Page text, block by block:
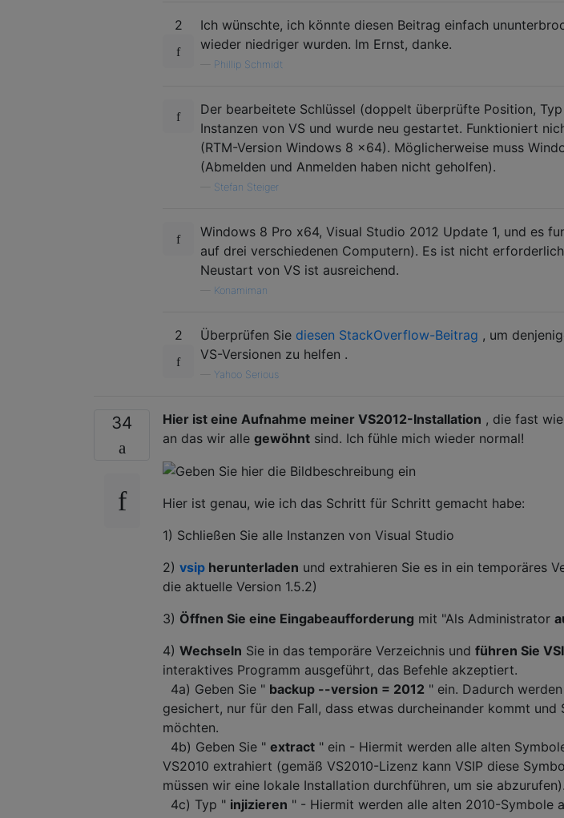
2
Ich wünschte, ich könnte diesen Beitrag einfach
wieder niedriger wurden. Im Ernst, danke.
Phillip Schmidt
Der bearbeitete Schlüssel (doppelt überprüfte Position,
Instanzen von VS und wurde neu gestartet. Funktioniert
(RTM-Version Windows 8 x64). Möglicherweise muss
(Abmelden und Anmelden haben nicht geholfen).
Stefan Steiger
Windows 8 Pro x64, Visual Studio 2012 Update 1, und es
auf drei verschiedenen Computern). Es ist nicht
Neustart von VS ist ausreichend.
Konamiman
2 Überprüfen Sie diesen StackOverflow-Beitrag , um
VS-Versionen zu helfen .
Yahoo Serious
34 Hier ist eine Aufnahme meiner VS2012-Installation , die fast
an das wir alle gewöhnt sind. Ich fühle mich wieder normal!
Hier ist genau, wie ich das Schritt für Schritt gemacht habe:
1) Schließen Sie alle Instanzen von Visual Studio
2) vsip herunterladen und extrahieren Sie es in ein temporäres
die aktuelle Version 1.5.2)
3) Öffnen Sie eine Eingabeaufforderung mit "Als Administrator
4) Wechseln Sie in das temporäre Verzeichnis und führen Sie
interaktives Programm ausgeführt, das Befehle akzeptiert.
4a) Geben Sie " backup --version = 2012 " ein. Dadurch
gesichert, nur für den Fall, dass etwas durcheinander kommt und
möchten.
4b) Geben Sie " extract " ein - Hiermit werden alle alten
VS2010 extrahiert (gemäß VS2010-Lizenz kann VSIP diese
müssen wir eine lokale Installation durchführen, um sie abzurufen).
4c) Typ " injizieren " - Hiermit werden alle alten 2010-Symbole